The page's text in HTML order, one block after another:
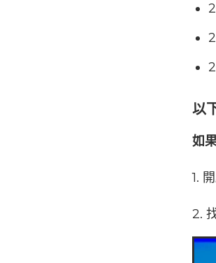
以
如
1.
2.